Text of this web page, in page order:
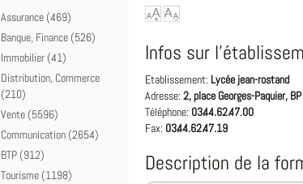
Assurance (469)
Banque, Finance (526)
Immobilier (41)
Distribution, Commerce
(210)
Vente (5596)
Communication (2654)
BTP (912)
Tourisme (1198)
Infos sur
Etablissement: Lycée jean-rostand
Adresse: 2, place Georges-Paquier,
Téléphone: 03.44.62.47.00
Fax: 03.44.62.47.19
Description de la